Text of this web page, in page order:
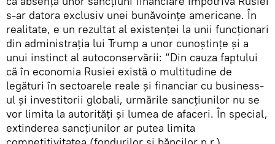
s-ar datora exclusiv unei bunăvoințe americane. În
realitate, e un rezultat al existenței la unii funcționari
din administrația lui Trump a unor cunoștințe și a
unui instinct al autoconservării: “Din cauza faptului
că în economia Rusiei există o multitudine de
legături în sectoarele reale și financiar cu business-
ul și investitorii globali, urmările sancțiunilor nu se
vor limita la autorități și lumea de afaceri. În special,
extinderea sancțiunilor ar putea limita